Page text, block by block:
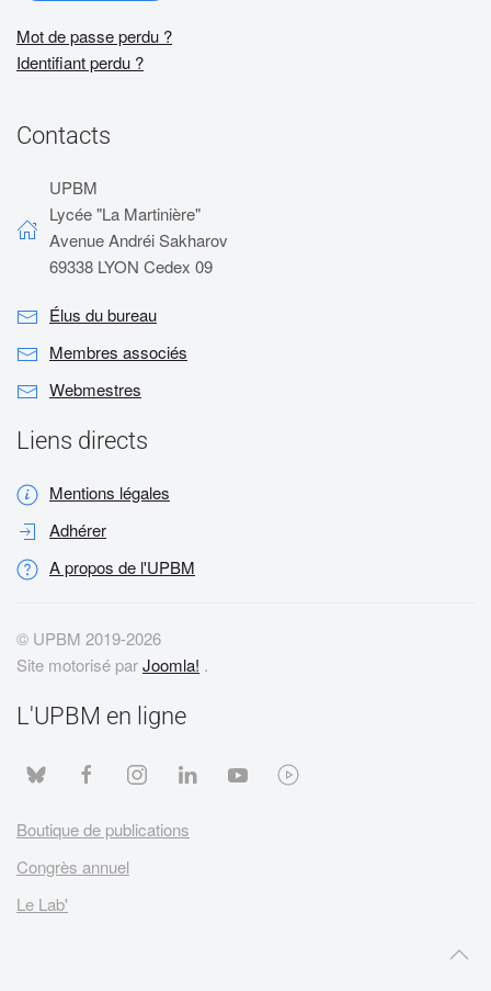
Mot de passe perdu ?
Identifiant perdu ?
Contacts
UPBM
Lycée "La Martinière"
Avenue Andréi Sakharov
69338 LYON Cedex 09
Élus du bureau
Membres associés
Webmestres
Liens directs
Mentions légales
Adhérer
A propos de l'UPBM
© UPBM 2019-2026
Site motorisé parJoomla! .
L'UPBM en ligne
Boutique de publications
Congrès annuel
Le Lab'